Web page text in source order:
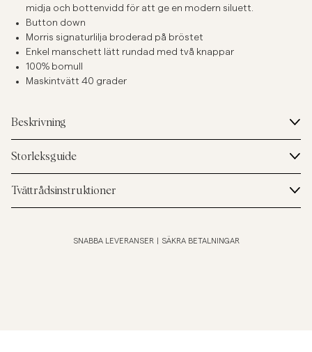
midja och bottenvidd för att ge en modern siluett.
Button down
Morris signaturlilja broderad på bröstet
Enkel manschett lätt rundad med två knappar
100% bomull
Maskintvätt 40 grader
Beskrivning
Storleksguide
Tvättrådsinstruktioner
SNABBA LEVERANSER SÄKRA BETALNINGAR